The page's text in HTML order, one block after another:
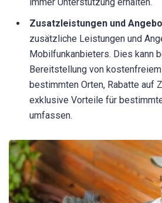
Zusatzleistungen und
zusätzliche Leistungen und
Mobilfunkanbieters. Dies kann
Bereitstellung von kostenfreiem
bestimmten Orten, Rabatte auf
exklusive Vorteile für
umfassen.